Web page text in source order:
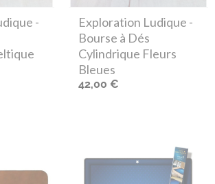
-
Exploration Ludique -
Bourse à Dés
Cylindrique Fleurs
Bleues
42,00 €